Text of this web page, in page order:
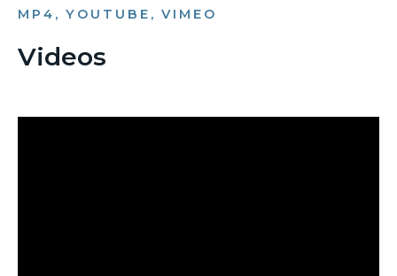
MP4, YOUTUBE, VIMEO
Videos